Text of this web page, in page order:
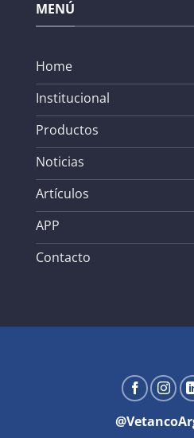
MENÚ
Home
Institucional
Productos
Noticias
Artículos
APP
Contacto